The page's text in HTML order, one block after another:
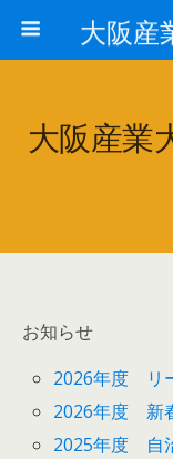
大阪産業
お知らせ
2026年度 リ
2026年度 新
2025年度 自